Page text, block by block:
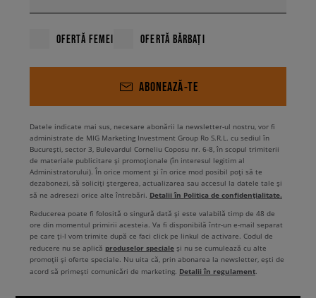
OFERTĂ FEMEI OFERTĂ BĂRBAȚI
ABONEAZĂ-TE
Datele indicate mai sus, necesare abonării la newsletter-ul nostru, vor fi
administrate de MIG Marketing Investment Group Ro S.R.L. cu sediul în
București, sector 3, Bulevardul Corneliu Coposu nr. 6-8, în scopul trimiterii
de materiale publicitare și promoționale (în interesul legitim al
Administratorului). În orice moment și în orice mod posibil poți să te
dezabonezi, să soliciți ștergerea, actualizarea sau accesul la datele tale și
să ne adresezi orice alte întrebări. Detalii în Politica de confidențialitate.
Reducerea poate fi folosită o singură dată și este valabilă timp de 48 de
ore din momentul primirii acesteia. Va fi disponibilă într-un e-mail separat
pe care ți-l vom trimite după ce faci click pe linkul de activare. Codul de
reducere nu se aplică produselor speciale și nu se cumulează cu alte
promoții și oferte speciale. Nu uita că, prin abonarea la newsletter, ești de
acord să primești comunicări de marketing. Detalii în regulament.